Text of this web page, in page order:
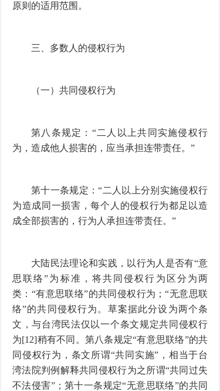
原则的适用范围。
三、多数人的侵权行为
（一）共同侵权行为
第八条规定：“二人以上共同实施侵权行
为，造成他人损害的，应当承担连带责任。”
第十一条规定：“二人以上分别实施侵权行
为造成同一损害，每个人的侵权行为都足以造
成全部损害的，行为人承担连带责任。”
大陆民法理论和实践，以行为人是否有“意
思联络”为标准，将共同侵权行为区分为两
类：“有意思联络”的共同侵权行为；“无意思联
络”的共同侵权行为。草案据此分设为两个条
文，与台湾民法仅以一个条文规定共同侵权行
为[12]稍有不同。第八条规定“有意思联络”的共
同侵权行为，条文所谓“共同实施”，相当于台
湾法院判例解释共同侵权行为之所谓“共同过失
不法侵害”；第十一条规定“无意思联络”的共同